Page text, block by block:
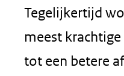
Tegelijkertijd
meest
tot een betere